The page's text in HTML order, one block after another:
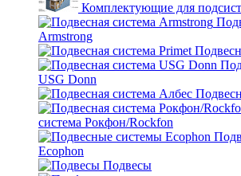
Комплектующие для
Armstrong
USG Donn
система Рокфон/Rockfon
Ecophon
Подвесы